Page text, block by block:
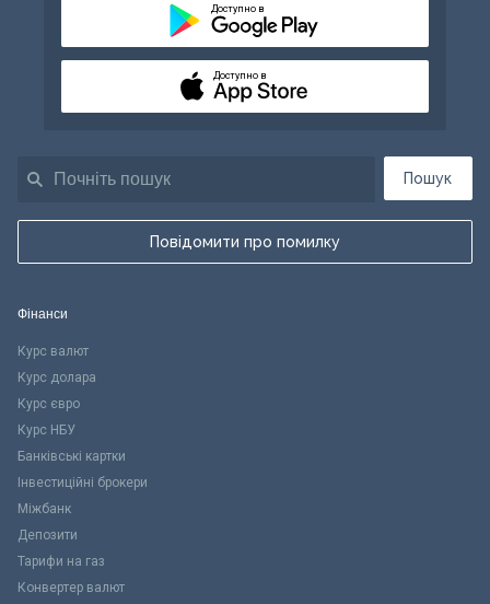
Пошук
Повідомити про помилку
Доступно в
Доступно в
Фінанси
Курс валют
Курс долара
Курс євро
Курс НБУ
Банківські картки
Інвестиційні брокери
Міжбанк
Депозити
Тарифи на газ
Конвертер валют